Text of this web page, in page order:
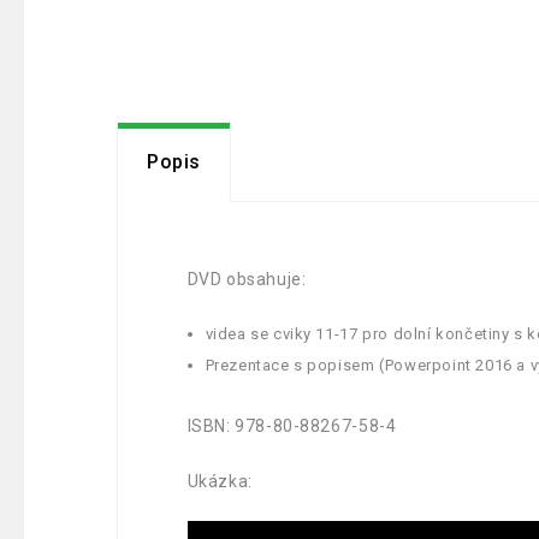
Popis
DVD obsahuje:
videa se cviky 11-17 pro dolní končetiny s
Prezentace s popisem (Powerpoint 2016 a
ISBN: 978-80-88267-58-4
Ukázka: